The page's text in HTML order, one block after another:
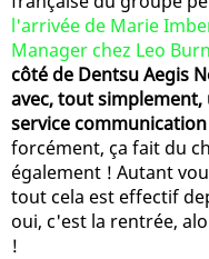
l'arrivée de Marie
Manager chez Leo
côté de Dentsu Aegis
avec, tout
service
forcément, ça fait du
également ! Autant
tout cela est effectif
oui, c'est la rentrée,
!